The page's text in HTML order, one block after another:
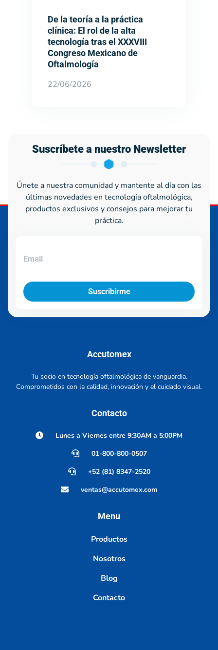
De la teoría a la práctica
clínica: El rol de la alta
tecnología tras el XXXVIII
Congreso Mexicano de
Oftalmología
22/06/2026
Suscríbete a nuestro Newsletter
Únete a nuestra comunidad y mantente al día con las
últimas novedades en tecnología oftalmológica,
productos exclusivos y consejos para mejorar tu
práctica.
Suscribirme
Accutomex
Tu socio en tecnología oftalmológica de vanguardia.
Comprometidos con la calidad, innovación y el cuidado visual.
Contacto
Lunes a Viernes entre 9:30AM a 5:00PM
01-800-800-0507
+52 (81) 8347-2520
ventas@accutomex.com
Menu
Productos
Nosotros
Blog
Contacto